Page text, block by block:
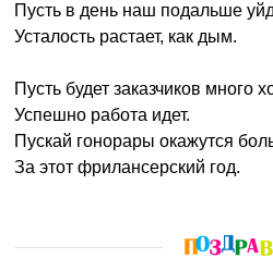
Пусть в день наш подальше
Усталость растает, как дым.
Пусть будет заказчиков много
Успешно работа идет.
Пускай гонорары окажутся
За этот фрилансерский год.